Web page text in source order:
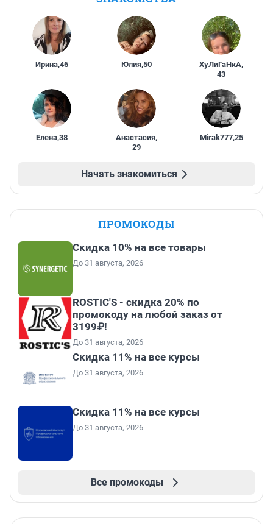
Ирина,46 Юлия,50 ХуЛиГаНкА,
43
Елена,38 Анастасия,
29
Mirak777,25
Начать знакомиться
ПРОМОКОДЫ
Скидка 10% на все товары
До 31 августа, 2026
ROSTIC'S - скидка 20% по
промокоду на любой заказ от
3199₽!
До 31 августа, 2026
Скидка 11% на все курсы
До 31 августа, 2026
Скидка 11% на все курсы
До 31 августа, 2026
Все промокоды